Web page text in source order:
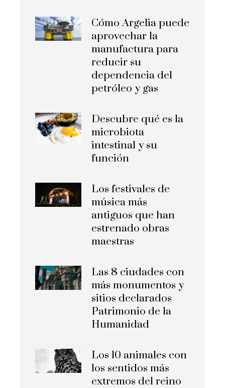
Cómo Argelia puede
aprovechar la
manufactura para
reducir su
dependencia del
petróleo y gas
Descubre qué es la
microbiota
intestinal y su
función
Los festivales de
música más
antiguos que han
estrenado obras
maestras
Las 8 ciudades con
más monumentos y
sitios declarados
Patrimonio de la
Humanidad
Los 10 animales con
los sentidos más
extremos del reino